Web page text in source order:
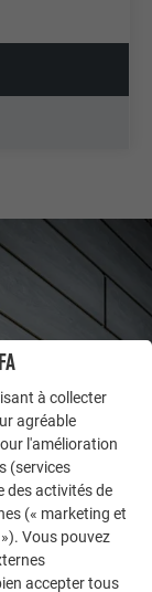
la
à collecter
agréable
l'amélioration
(services
des activités de
(« marketing et
Vous pouvez
accepter tous